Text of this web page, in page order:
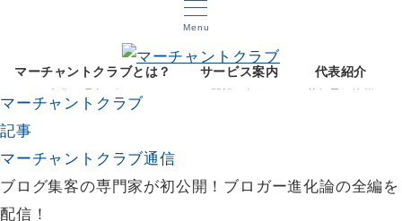
Menu
マーチャントクラブとは？
文化と理念を知る
サービス案内 代表紹介
マーチャントクラブ
記事
マーチャントクラブ通信
ブログ集客の専門家が初公開！ブロガー進化論の全編を
配信！